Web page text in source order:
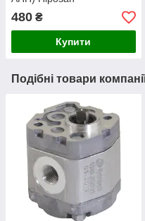
480 ₴
Купити
Подібні товари